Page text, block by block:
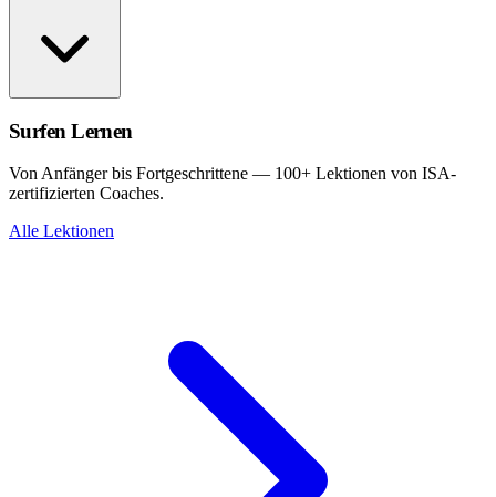
Surfen Lernen
Von Anfänger bis Fortgeschrittene — 100+ Lektionen von ISA-
zertifizierten Coaches.
Alle Lektionen